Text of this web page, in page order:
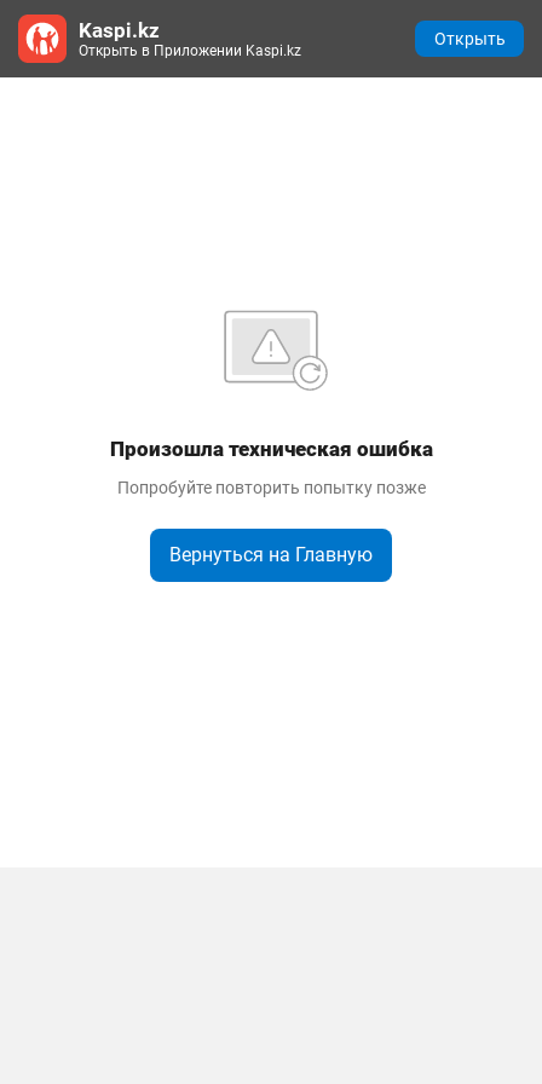
Произошла техническая ошибка
Попробуйте повторить попытку позже
Вернуться на Главную
Kaspi.kz
Открыть в Приложении Kaspi.kz
Открыть